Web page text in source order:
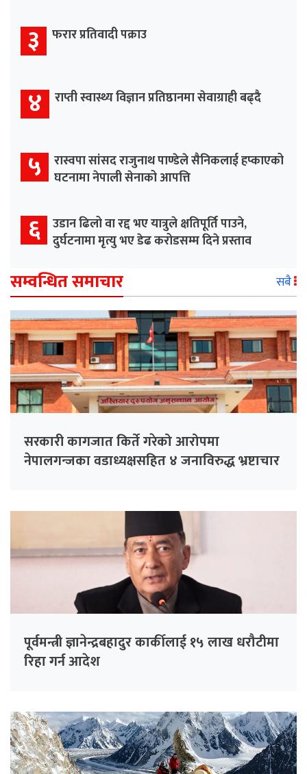
३ फरार प्रतिवादी पक्राउ
४ राप्ती स्वास्थ्य विज्ञान प्रतिष्ठानमा सेवाग्राही बढ्दै
५ रास्वपा सांसद राजुनाथ पाण्डेले सैनिकलाई हप्काएको
घटनामा नेपाली सेनाको आपत्ति
६ उडान ढिलो वा रद्द भए यात्रुले क्षतिपूर्ति पाउने,
दुर्घटनामा मृत्यु भए डेढ करोडसम्म दिने प्रस्ताव
सम्वन्धित समाचार सबै
सरकारी कागजात किर्ते गरेको आरोपमा
नेपालगन्जका वडाध्यक्षसहित ४ जनाविरुद्ध भ्रष्टाचार
पूर्वमन्त्री ज्ञानेन्द्रबहादुर कार्कीलाई १५ लाख धरौटीमा
रिहा गर्न आदेश